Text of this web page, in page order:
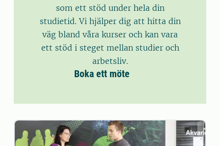
som ett stöd under hela din
studietid. Vi hjälper dig att hitta din
väg bland våra kurser och kan vara
ett stöd i steget mellan studier och
arbetsliv.
Boka ett möte